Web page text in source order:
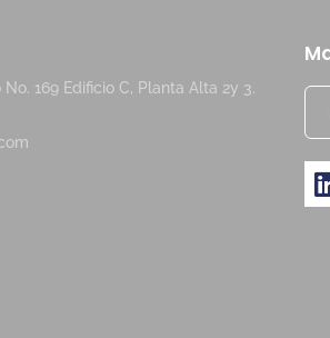
169 Edificio C, Planta Alta 2y 3.